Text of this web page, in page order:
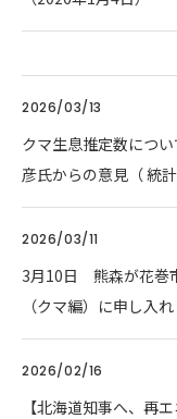
2026/03/13
クマ生息推定数につ
彦氏からの意見（ 統計
2026/03/11
3月10日 熊森が花巻
（クマ編）に申し入れ
2026/02/16
【北海道知事へ、再